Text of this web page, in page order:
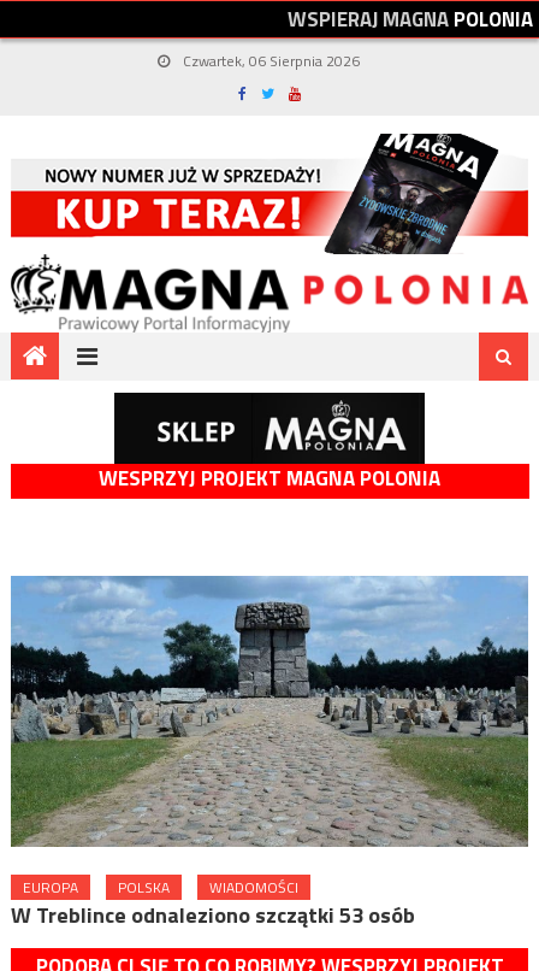
WSPIERAJMAGNAPOLONIA
Czwartek, 06 Sierpnia 2026
WESPRZYJ PROJEKT MAGNA POLONIA
EUROPA POLSKA WIADOMOŚCI
W Treblince odnaleziono szczątki 53 osób